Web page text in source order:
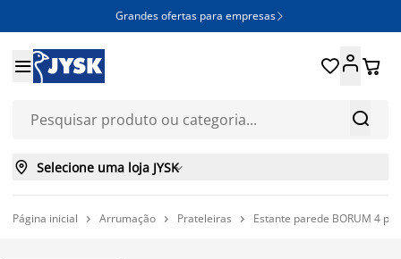
Grandes ofertas para empresas 


 
 Selecione uma loja JYSK
Página inicial  Arrumação  Prateleiras  Estante parede BORUM 4